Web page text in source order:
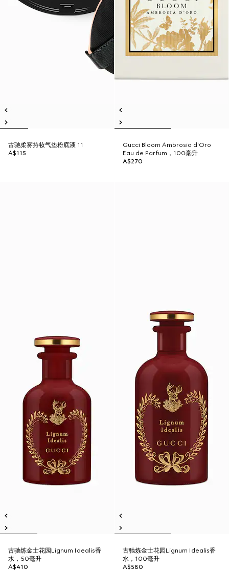
古驰柔雾持妆气垫粉底液 11
A$115
Gucci Bloom Ambrosia d'Oro
Eau de Parfum，100毫升
A$270
古驰炼金士花园Lignum Idealis香
水，50毫升
A$410
古驰炼金士花园Lignum Idealis香
水，100毫升
A$580